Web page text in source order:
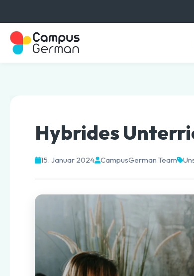
Hybrides
15. Januar 2024 CampusGerman Team